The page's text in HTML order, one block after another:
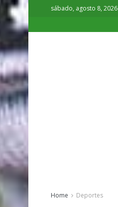
sábado, agosto 8, 2026
Home Deportes